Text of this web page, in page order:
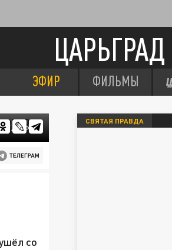
ЦАРЬГРАД
ЭФИР ФИЛЬМЫ
АЛЕРТ"
со
СВЯТАЯ ПРАВДА